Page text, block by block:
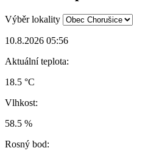
Výběr lokality
10.8.2026 05:56
Aktuální teplota:
18.5 °C
Vlhkost:
58.5 %
Rosný bod: